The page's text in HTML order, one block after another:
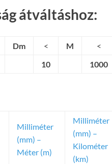
átváltáshoz:
Dm < M
<
10 1000
Milliméter
(mm) –
Méter (m)
Milliméter
(mm) –
Kilométer
(km)